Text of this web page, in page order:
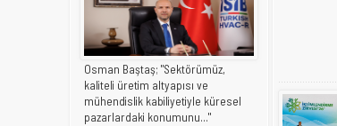
Osman Baştaş; "Sektörümüz,
kaliteli üretim altyapısı ve
mühendislik kabiliyetiyle küresel
pazarlardaki konumunu..."